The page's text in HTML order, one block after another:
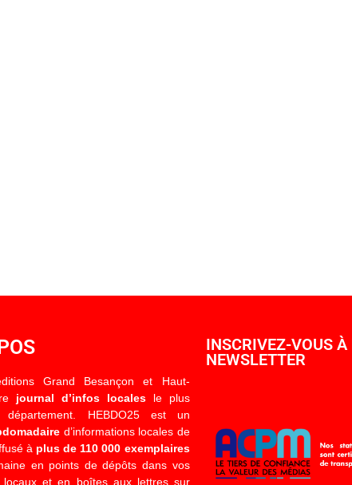
Grand Besançon et Haut-
journal d’infos localesle plus
HEBDO25 est un
d’informations locales de
à plus de 110 000 exemplaires
en points de dépôts dans vos
locaux et en boîtes aux lettres sur
INSCRIVEZ-VOUS À
NEWSLETTER